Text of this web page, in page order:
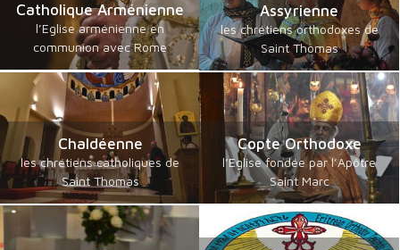
Catholique Arménienne
l’Eglise arménienne en
communion avec Rome
Assyrienne
les chrétiens orthodoxes de
Saint Thomas
Chaldéenne
les chrétiens catholiques de
Saint Thomas
Copte Orthodoxe
l’Eglise fondée par l’Apôtre
Saint Marc